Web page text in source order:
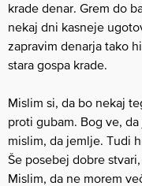
krade denar. Grem do
nekaj dni kasneje
zapravim denarja tako
stara gospa krade.
Mislim si, da bo nekaj
proti gubam. Bog ve,
mislim, da jemlje. Tudi
Še posebej dobre
Mislim, da ne morem